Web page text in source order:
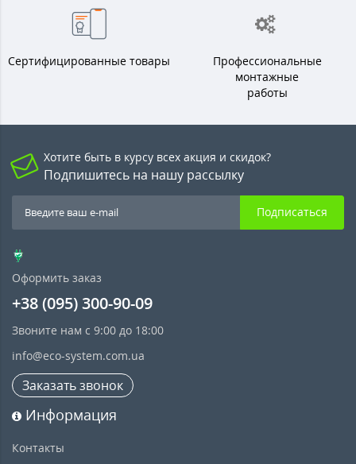
Сертифицированные товары
Профессиональные
монтажные
работы
Хотите быть в курсу всех акция и скидок?
Подпишитесь на нашу рассылку
Подписаться
Оформить заказ
+38 (095) 300-90-09
Звоните нам с 9:00 до 18:00
info@eco-system.com.ua
Заказать звонок
Информация
Контакты